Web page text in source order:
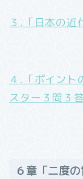
３.「日本の近
４.「ポイント
スター３問３答
６章「二度